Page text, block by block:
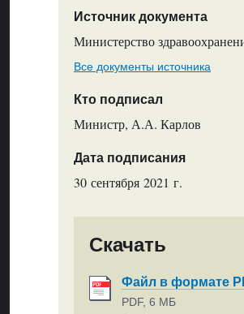
Источник документа
Министерство
Все документы источника
Кто подписал
Министр, А.А. Карлов
Дата подписания
30 сентября 2021 г.
Скачать
Файл в формате
PDF, 6 МБ